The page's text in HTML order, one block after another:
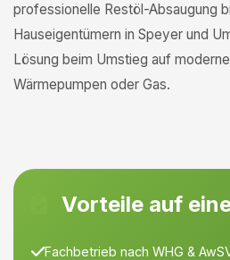
professionelle Restöl-Absaugung
Hauseigentümern in Speyer und
Lösung beim Umstieg auf
Wärmepumpen oder Gas.
Vorteile auf
Fachbetrieb nach WHG &